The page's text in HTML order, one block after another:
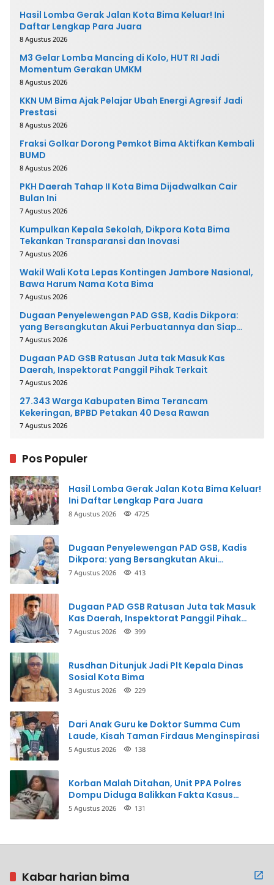
Hasil Lomba Gerak Jalan Kota Bima Keluar! Ini
Daftar Lengkap Para Juara
8 Agustus 2026
M3 Gelar Lomba Mancing di Kolo, HUT RI Jadi
Momentum Gerakan UMKM
8 Agustus 2026
KKN UM Bima Ajak Pelajar Ubah Energi Agresif Jadi
Prestasi
8 Agustus 2026
Fraksi Golkar Dorong Pemkot Bima Aktifkan Kembali
BUMD
8 Agustus 2026
PKH Daerah Tahap II Kota Bima Dijadwalkan Cair
Bulan Ini
7 Agustus 2026
Kumpulkan Kepala Sekolah, Dikpora Kota Bima
Tekankan Transparansi dan Inovasi
7 Agustus 2026
Wakil Wali Kota Lepas Kontingen Jambore Nasional,
Bawa Harum Nama Kota Bima
7 Agustus 2026
Dugaan Penyelewengan PAD GSB, Kadis Dikpora:
yang Bersangkutan Akui Perbuatannya dan Siap
Mengembalikan Uang
7 Agustus 2026
Dugaan PAD GSB Ratusan Juta tak Masuk Kas
Daerah, Inspektorat Panggil Pihak Terkait
7 Agustus 2026
27.343 Warga Kabupaten Bima Terancam
Kekeringan, BPBD Petakan 40 Desa Rawan
7 Agustus 2026
Pos Populer
Hasil Lomba Gerak Jalan Kota Bima Keluar!
Ini Daftar Lengkap Para Juara
8 Agustus 2026 4725
Dugaan Penyelewengan PAD GSB, Kadis
Dikpora: yang Bersangkutan Akui
Perbuatannya dan Siap Mengembalikan
7 Agustus 2026 413
Dugaan PAD GSB Ratusan Juta tak Masuk
Kas Daerah, Inspektorat Panggil Pihak
Terkait
7 Agustus 2026 399
Rusdhan Ditunjuk Jadi Plt Kepala Dinas
Sosial Kota Bima
3 Agustus 2026 229
Dari Anak Guru ke Doktor Summa Cum
Laude, Kisah Taman Firdaus Menginspirasi
5 Agustus 2026 138
Korban Malah Ditahan, Unit PPA Polres
Dompu Diduga Balikkan Fakta Kasus
Penganiayaan
5 Agustus 2026 131
Kabar harian bima